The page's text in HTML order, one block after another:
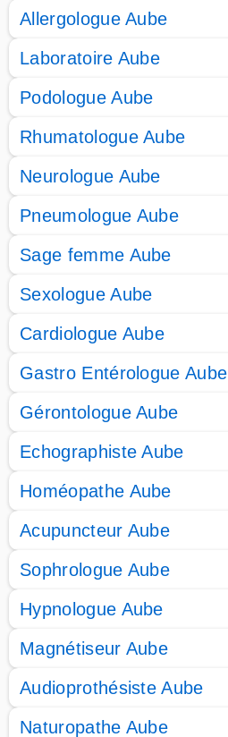
Allergologue Aube
Laboratoire Aube
Podologue Aube
Rhumatologue Aube
Neurologue Aube
Pneumologue Aube
Sage femme Aube
Sexologue Aube
Cardiologue Aube
Gastro Entérologue Aube
Gérontologue Aube
Echographiste Aube
Homéopathe Aube
Acupuncteur Aube
Sophrologue Aube
Hypnologue Aube
Magnétiseur Aube
Audioprothésiste Aube
Naturopathe Aube